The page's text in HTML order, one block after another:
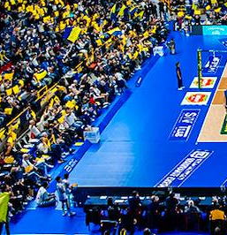
il match fino alle
assegnati 10 punti al
d’Inverno”; al